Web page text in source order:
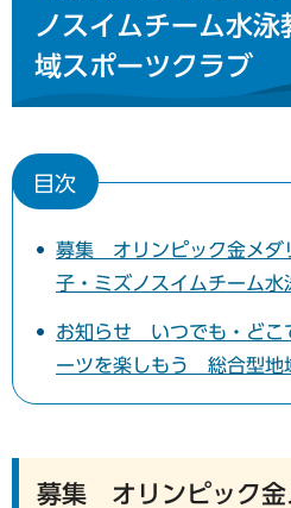
ノスイムチーム水
域スポーツクラブ
目次
募集 オリンピック金メダ
子・ミズノスイムチーム水
お知らせ いつでも・どこ
ーツを楽しもう 総合型地
募集 オリンピック金